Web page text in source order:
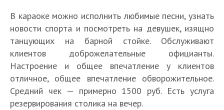
В караоке можно исполнить любимые песни, узнать
новости спорта и посмотреть на девушек, изящно
танцующих на барной стойке. Обслуживают
клиентов доброжелательные официанты.
Настроение и общее впечатление у клиентов
отличное, общее впечатление обворожительное.
Средний чек — примерно 1500 руб. Есть услуга
резервирования столика на вечер.